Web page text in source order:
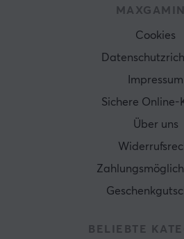
Cookies
Impressum
Sichere Online-
Über uns
BELIEBTE